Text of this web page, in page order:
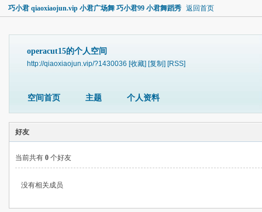
巧小君 qiaoxiaojun.vip 小君广场舞 巧小君99 小君舞蹈秀 返回首页
operacut15的个人空间
http://qiaoxiaojun.vip/?1430036 [收藏] [复制] [RSS]
空间首页 主题 个人资料
好友
当前共有 0 个好友
没有相关成员